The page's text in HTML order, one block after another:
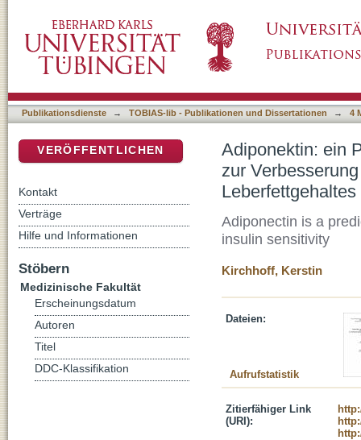
Insulinsensitivität und Verringerung des
Publikationsdienste → TOBIAS-lib - Publikationen und Dissertationen → 4
Adiponektin: ein
zur
Leberfettgehaltes
Adiponectin is a
insulin sensitivity
Kirchhoff, Kerstin
Dateien:
Aufrufstatistik
Zitierfähiger Link
(URI):
VERÖFFENTLICHEN
Kontakt
Verträge
Hilfe und Informationen
Stöbern
Medizinische Fakultät
Erscheinungsdatum
Autoren
Titel
DDC-Klassifikation